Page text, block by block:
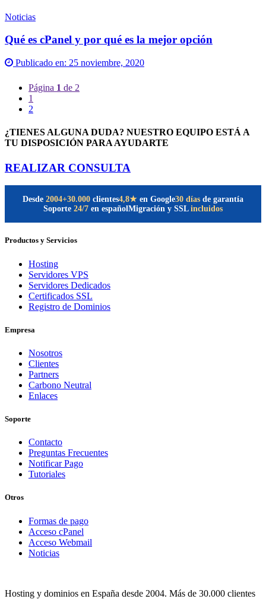
Noticias
Qué es cPanel y por qué es la mejor opción
Publicado en: 25 noviembre, 2020
Página 1 de 2
1
2
¿TIENES ALGUNA DUDA? NUESTRO EQUIPO ESTÁ A
TU DISPOSICIÓN PARA AYUDARTE
REALIZAR CONSULTA
Desde 2004+30.000 clientes4,8★ en Google30 días de garantía
Soporte 24/7 en españolMigración y SSL incluidos
Productos y Servicios
Hosting
Servidores VPS
Servidores Dedicados
Certificados SSL
Registro de Dominios
Empresa
Nosotros
Clientes
Partners
Carbono Neutral
Enlaces
Soporte
Contacto
Preguntas Frecuentes
Notificar Pago
Tutoriales
Otros
Formas de pago
Acceso cPanel
Acceso Webmail
Noticias
Hosting y dominios en España desde 2004. Más de 30.000 clientes